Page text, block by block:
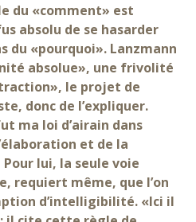
du «comment» est
absolu de se hasarder
du «pourquoi». Lanzmann
absolue», une frivolité
le projet de
donc de l’expliquer.
ma loi d’airain dans
et de la
lui, la seule voie
requiert même, que l’on
d’intelligibilité. «Ici il